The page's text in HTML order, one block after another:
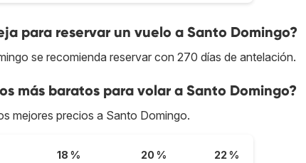
para reservar un vuelo a Santo Domingo?
se recomienda reservar con 270 días de antelación.
más baratos para volar a Santo Domingo?
mejores precios a Santo Domingo.
18 % 20 % 22 %